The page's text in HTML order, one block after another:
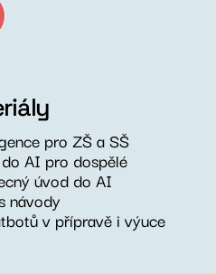
pro ZŠ a SŠ
AI pro dospělé
úvod do AI
návody
v přípravě i výuce